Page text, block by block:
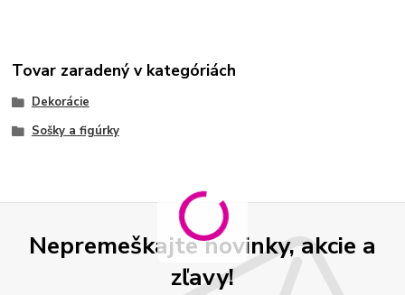
Tovar zaradený v kategóriách
Dekorácie
Sošky a figúrky
Nepremeškajte novinky, akcie a
zľavy!